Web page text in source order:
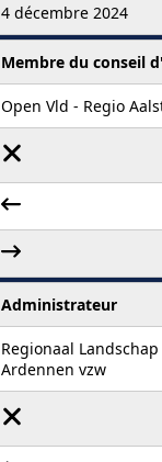
4 décembre 2024
Membre du conseil
Open Vld - Regio
Administrateur
Regionaal
Ardennen vzw